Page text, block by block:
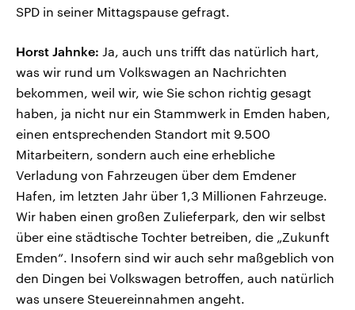
SPD in seiner Mittagspause gefragt.
Horst Jahnke: Ja, auch uns trifft das natürlich hart,
was wir rund um Volkswagen an Nachrichten
bekommen, weil wir, wie Sie schon richtig gesagt
haben, ja nicht nur ein Stammwerk in Emden haben,
einen entsprechenden Standort mit 9.500
Mitarbeitern, sondern auch eine erhebliche
Verladung von Fahrzeugen über dem Emdener
Hafen, im letzten Jahr über 1,3 Millionen Fahrzeuge.
Wir haben einen großen Zulieferpark, den wir selbst
über eine städtische Tochter betreiben, die „Zukunft
Emden“. Insofern sind wir auch sehr maßgeblich von
den Dingen bei Volkswagen betroffen, auch natürlich
was unsere Steuereinnahmen angeht.